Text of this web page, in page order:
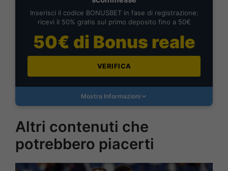
Inserisci il codice BONUSBET in fase di registrazione:
ricevi il 50% gratis sul primo deposito fino a 50€
50€ di Bonus reale
VERIFICA
Mostra Informazioni
Altri contenuti che
potrebbero piacerti